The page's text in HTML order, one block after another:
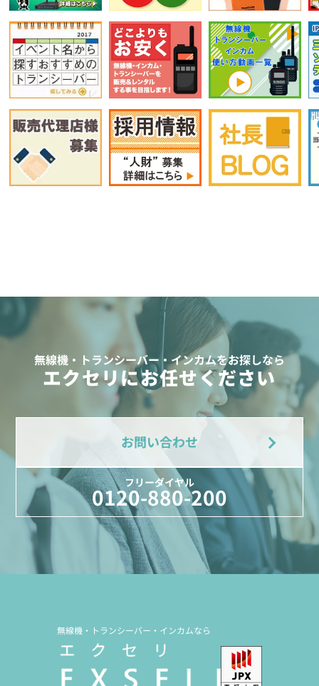
無線機・トランシーバー・インカムをお探しなら
エクセリにお任せください
お問い合わせ
フリーダイヤル
0120-880-200
無線機・トランシーバー・インカムなら